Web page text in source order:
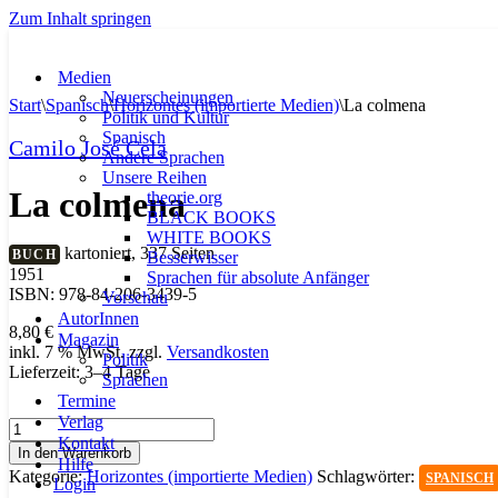
Zum Inhalt springen
Medien
Neuerscheinungen
Politik und Kultur
Spanisch
Andere Sprachen
Unsere Reihen
theorie.org
BLACK BOOKS
WHITE BOOKS
Besserwisser
Sprachen für absolute Anfänger
Vorschau
AutorInnen
Magazin
Politik
Sprachen
Termine
Verlag
Kontakt
Hilfe
Login
Start\Spanisch\Horizontes (importierte Medien)\La colmena
Camilo José Cela
La colmena
BUCH kartoniert, 337 Seiten
1951
ISBN: 978-84-206-3439-5
8,80 €
inkl. 7 % MwSt. zzgl. Versandkosten
Lieferzeit:3–4 Tage
La
colmena
Menge
In den Warenkorb
Kategorie:Horizontes (importierte Medien) Schlagwörter: SPANISCH